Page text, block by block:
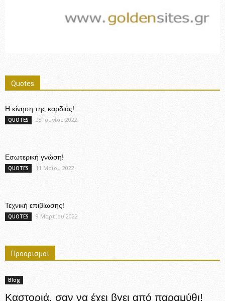
Quotes
Η κίνηση της καρδιάς!
QUOTES 28 Ιουνίου 2022
Εσωτερική γνώση!
QUOTES 11 Μαΐου 2022
Τεχνική επιβίωσης!
QUOTES 9 Μαρτίου 2022
Προορισμοί
Blog
Καστοριά, σαν να έχει βγει από παραμύθι!